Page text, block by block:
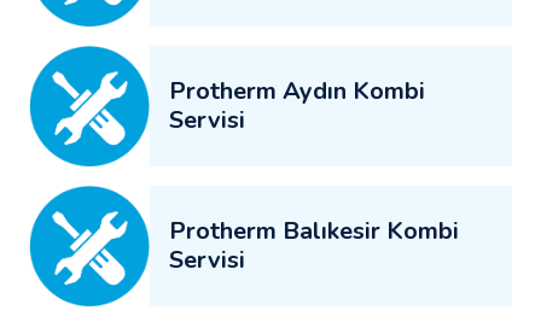
Protherm Aydın Kombi
Servisi
Protherm Balıkesir Kombi
Servisi